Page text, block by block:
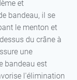
et
bandeau, il se
le menton et
du crâne à
une
bandeau est
l'élimination